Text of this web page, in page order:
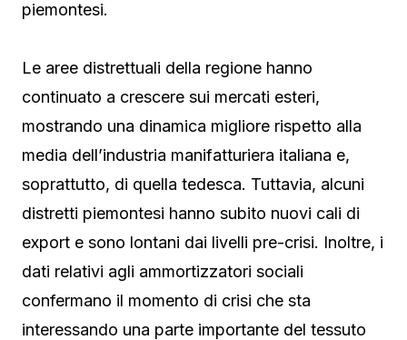
piemontesi.
Le aree distrettuali della regione hanno
continuato a crescere sui mercati esteri,
mostrando una dinamica migliore rispetto alla
media dell’industria manifatturiera italiana e,
soprattutto, di quella tedesca. Tuttavia, alcuni
distretti piemontesi hanno subito nuovi cali di
export e sono lontani dai livelli pre-crisi. Inoltre, i
dati relativi agli ammortizzatori sociali
confermano il momento di crisi che sta
interessando una parte importante del tessuto